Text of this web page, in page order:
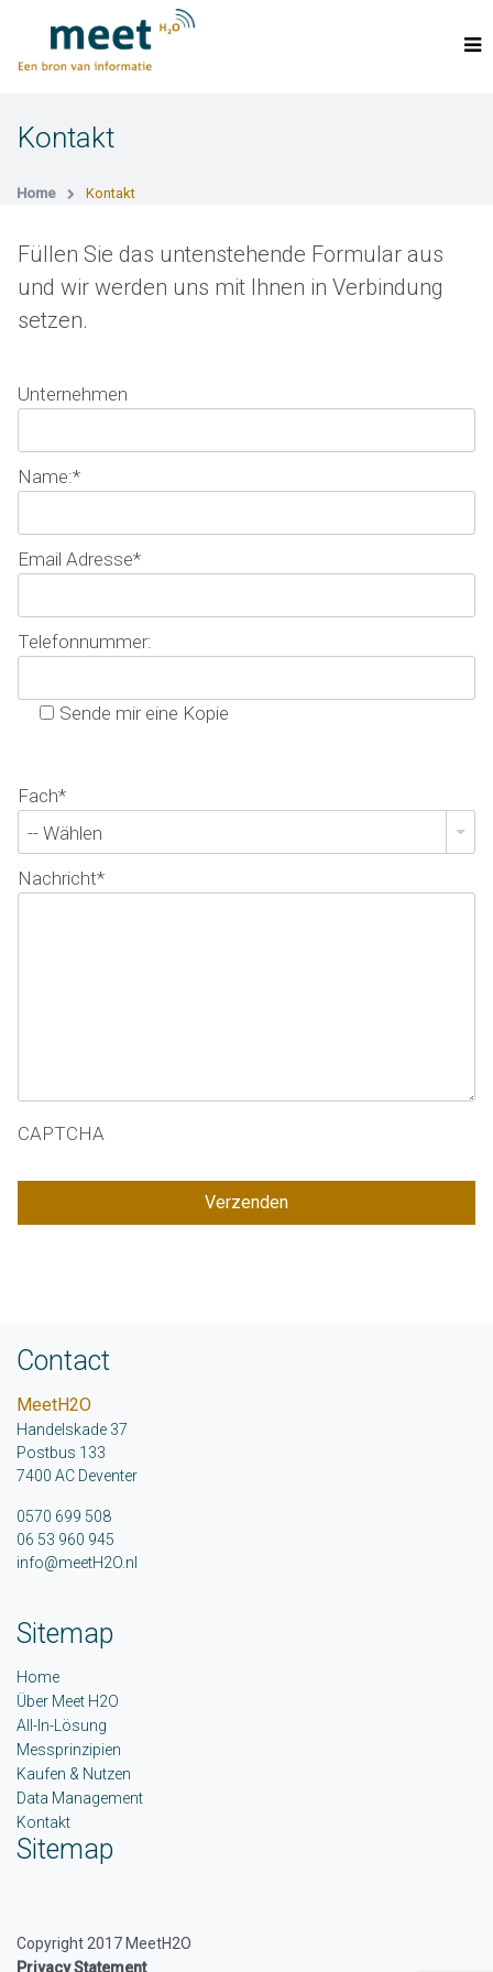
Kontakt
Home Kontakt
Füllen Sie das untenstehende Formular aus
und wir werden uns mit Ihnen in Verbindung
setzen.
Unternehmen
Name:*
Email Adresse*
Telefonnummer:
Sende mir eine Kopie
Fach*
-- Wählen
Nachricht*
CAPTCHA
Contact
MeetH2O
Handelskade 37
Postbus 133
7400 AC Deventer
0570 699 508
06 53 960 945
info@meetH2O.nl
Sitemap
Home
Über Meet H2O
All-In-Lösung
Messprinzipien
Kaufen & Nutzen
Data Management
Kontakt
Sitemap
Copyright 2017 MeetH2O
Privacy Statement